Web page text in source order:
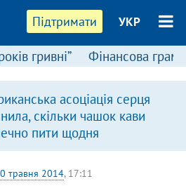
Підтримати УКР
гривні” Фінансова
асоціація серця
скільки чашок кави
пити щодня
травня 2014, 17:11